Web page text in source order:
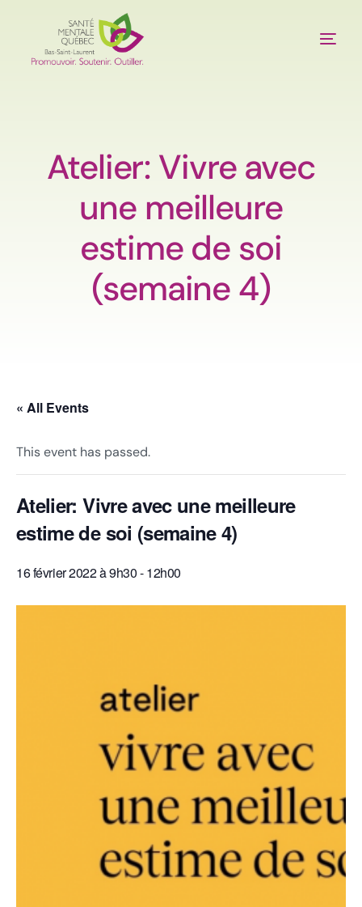
Atelier: Vivre avec
une meilleure
estime de soi
(semaine 4)
« All Events
This event has passed.
Atelier: Vivre avec une meilleure
estime de soi (semaine 4)
16 février 2022 à 9h30-12h00
Services
Publications
Événements